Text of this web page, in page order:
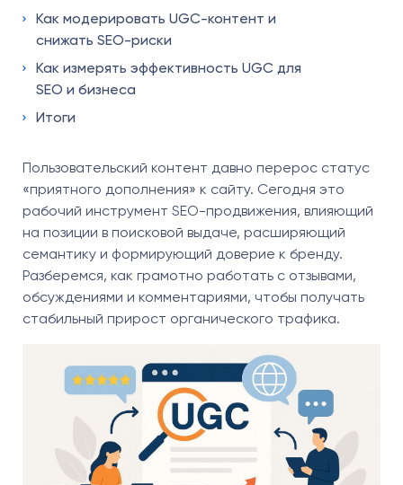
Пользовательский контент давно перерос статус
«приятного дополнения» к сайту. Сегодня это
рабочий инструмент SEO-продвижения, влияющий
на позиции в поисковой выдаче, расширяющий
семантику и формирующий доверие к бренду.
Разберемся, как грамотно работать с отзывами,
обсуждениями и комментариями, чтобы получать
стабильный прирост органического трафика.
Как модерировать UGC-контент и
снижать SEO-риски
Как измерять эффективность UGC для
SEO и бизнеса
Итоги